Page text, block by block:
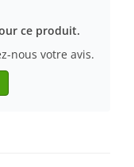
ce produit.
nous votre avis.